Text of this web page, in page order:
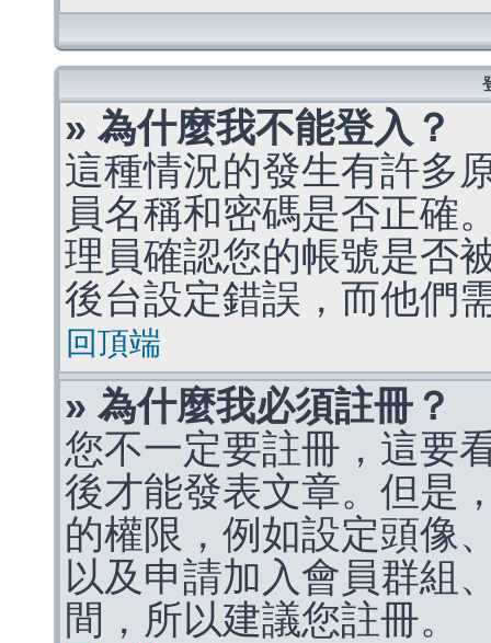
» 為什麼我不能登入？
這種情況的發生有許多
員名稱和密碼是否正確
理員確認您的帳號是否
後台設定錯誤，而他們
回頂端
» 為什麼我必須註冊？
您不一定要註冊，這要
後才能發表文章。但是
的權限，例如設定頭像
以及申請加入會員群組
間，所以建議您註冊。